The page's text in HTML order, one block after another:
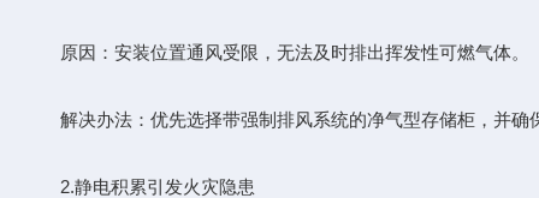
原因：安装位置通风受限，无法及时排出挥发性可燃气体。
解决办法：优先选择带强制排风系统的净气型存储柜，并确
2.静电积累引发火灾隐患